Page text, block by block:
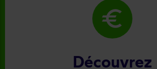
euro
Découvrez